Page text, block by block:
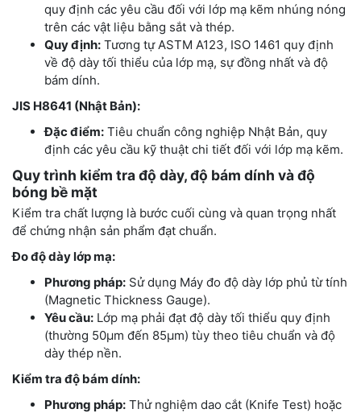
quy định các yêu cầu đối với lớp mạ kẽm nhúng nóng
trên các vật liệu bằng sắt và thép.
Quy định: Tương tự ASTM A123, ISO 1461 quy định
về độ dày tối thiểu của lớp mạ, sự đồng nhất và độ
bám dính.
JIS H8641 (Nhật Bản):
Đặc điểm: Tiêu chuẩn công nghiệp Nhật Bản, quy
định các yêu cầu kỹ thuật chi tiết đối với lớp mạ kẽm.
Quy trình kiểm tra độ dày, độ bám dính và độ
bóng bề mặt
Kiểm tra chất lượng là bước cuối cùng và quan trọng nhất
để chứng nhận sản phẩm đạt chuẩn.
Đo độ dày lớp mạ:
Phương pháp: Sử dụng Máy đo độ dày lớp phủ từ tính
(Magnetic Thickness Gauge).
Yêu cầu: Lớp mạ phải đạt độ dày tối thiểu quy định
(thường 50μm đến 85μm) tùy theo tiêu chuẩn và độ
dày thép nền.
Kiểm tra độ bám dính:
Phương pháp: Thử nghiệm dao cắt (Knife Test) hoặc